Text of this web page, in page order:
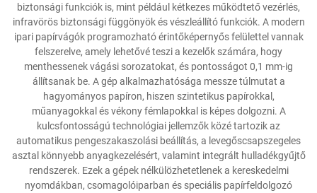
Hírek
Kapcsolat
biztonsági funkciók is, mint például kétkezes működtető vezérlés,
infravörös biztonsági függönyök és vészleállító funkciók. A modern
ipari papírvágók programozható érintőképernyős felülettel vannak
felszerelve, amely lehetővé teszi a kezelők számára, hogy
menthessenek vágási sorozatokat, és pontosságot 0,1 mm-ig
állítsanak be. A gép alkalmazhatósága messze túlmutat a
hagyományos papíron, hiszen szintetikus papírokkal,
műanyagokkal és vékony fémlapokkal is képes dolgozni. A
kulcsfontosságú technológiai jellemzők közé tartozik az
automatikus pengeszakaszolási beállítás, a levegőscsapszegeles
asztal könnyebb anyagkezelésért, valamint integrált hulladékgyűjtő
rendszerek. Ezek a gépek nélkülözhetetlenek a kereskedelmi
nyomdákban, csomagolóiparban és speciális papírfeldolgozó